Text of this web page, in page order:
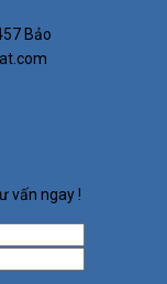
Bảo
vấn ngay !